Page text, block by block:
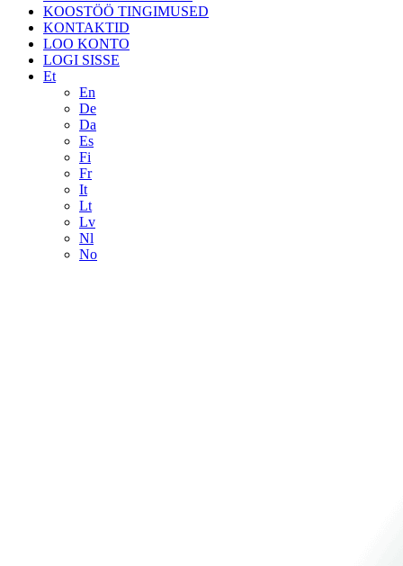
KOOSTÖÖ TINGIMUSED
KONTAKTID
LOO KONTO
LOGI SISSE
Et
En
De
Da
Es
Fi
Fr
It
Lt
Lv
Nl
No